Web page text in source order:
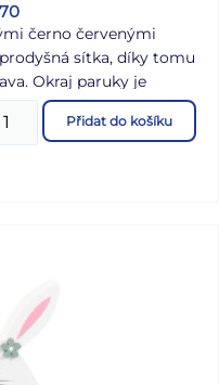
černo červenými
sítka, díky tomu
Okraj paruky je
přilnula a nepadala.
cena je za 1 ks.
Přidat do košíku